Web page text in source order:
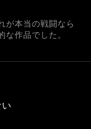
が本当の戦闘なら
作品でした。